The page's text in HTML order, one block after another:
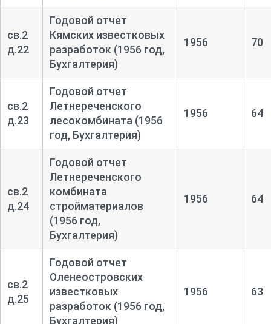
св.2
д.22
Годовой отчет
Кямских известковых
разработок (1956 год,
Бухгалтерия)
1956 70
св.2
д.23
Годовой отчет
Летнереченского
лесокомбината (1956
год, Бухгалтерия)
1956 64
св.2
д.24
Годовой отчет
Летнереченского
комбината
стройматериалов
(1956 год,
Бухгалтерия)
1956 64
св.2
д.25
Годовой отчет
Оленеостровских
известковых
разработок (1956 год,
Бухгалтерия)
1956 63